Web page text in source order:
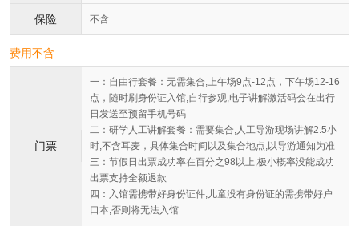
保险 不含
费用不含
门票
一：自由行套餐：无需集合,上午场9点-12点，下午场12-16
点，随时刷身份证入馆,自行参观,电子讲解激活码会在出行
日发送至预留手机号码
二：研学人工讲解套餐：需要集合,人工导游现场讲解2.5小
时,不含耳麦，具体集合时间以及集合地点,以导游通知为准
三：节假日出票成功率在百分之98以上,极小概率没能成功
出票支持全额退款
四：入馆需携带好身份证件,儿童没有身份证的需携带好户
口本,否则将无法入馆